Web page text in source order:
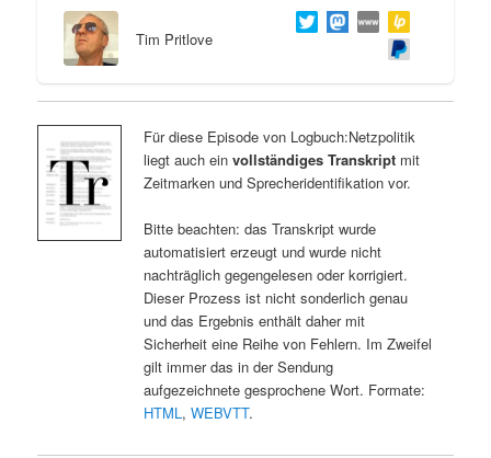
Tim Pritlove
Für diese Episode von Logbuch:Netzpolitik
liegt auch ein vollständiges Transkriptmit
Zeitmarken und Sprecheridentifikation vor.
Bitte beachten: das Transkript wurde
automatisiert erzeugt und wurde nicht
nachträglich gegengelesen oder korrigiert.
Dieser Prozess ist nicht sonderlich genau
und das Ergebnis enthält daher mit
Sicherheit eine Reihe von Fehlern. Im Zweifel
gilt immer das in der Sendung
aufgezeichnete gesprochene Wort. Formate:
HTML, WEBVTT.